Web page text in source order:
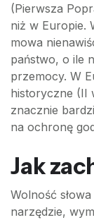
(Pierwsza
niż w Europie.
mowa
państwo, o ile
przemocy. W
historyczne (II
znacznie
na ochronę
Jak
Wolność
narzędzie,